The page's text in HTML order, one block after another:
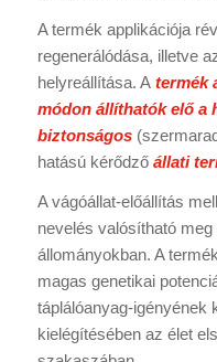
A termék applikációja
regenerálódása, illetve
helyreállítása. A termék
módon állíthatók elő a
biztonságos
hatású kérődző állati
A vágóállat-előállítás
nevelés valósítható
állományokban. A
magas genetikai
táplálóanyag-igényének
kielégítésében az élet